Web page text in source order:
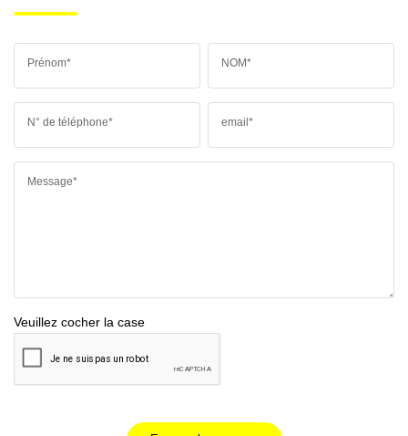
Prénom* NOM*
N° de téléphone* email*
Message*
Veuillez cocher la case